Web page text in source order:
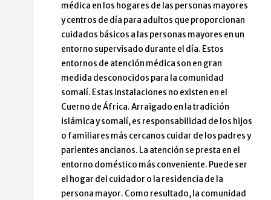
médica en los hogares de las personas mayores
y centros de día para adultos que proporcionan
cuidados básicos a las personas mayores en un
entorno supervisado durante el día. Estos
entornos de atención médica son en gran
medida desconocidos para la comunidad
somalí. Estas instalaciones no existen en el
Cuerno de África. Arraigado en la tradición
islámica y somalí, es responsabilidad de los hijos
o familiares más cercanos cuidar de los padres y
parientes ancianos. La atención se presta en el
entorno doméstico más conveniente. Puede ser
el hogar del cuidador o la residencia de la
persona mayor. Como resultado, la comunidad